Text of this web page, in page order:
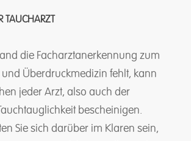
TAUCHARZT
die Facharztanerkennung zum
und Überdruckmedizin fehlt, kann
jeder Arzt, also auch der
bescheinigen.
Sie sich darüber im Klaren sein,